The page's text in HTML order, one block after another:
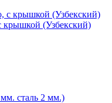
крышкой (Узбекский)